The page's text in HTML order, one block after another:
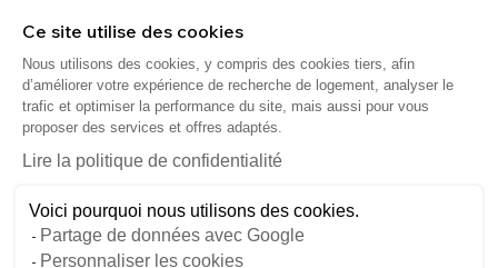
Ce site utilise des cookies
Nous utilisons des cookies, y compris des cookies tiers, afin
d’améliorer votre expérience de recherche de logement, analyser le
trafic et optimiser la performance du site, mais aussi pour vous
proposer des services et offres adaptés.
Lire la politique de confidentialité
Voici pourquoi nous utilisons des cookies.
Partage de données avec Google
Personnaliser les cookies